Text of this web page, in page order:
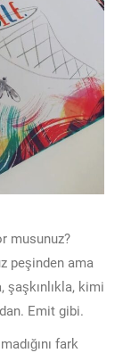
musunuz?
peşinden ama
şaşkınlıkla, kimi
Emit gibi.
fark